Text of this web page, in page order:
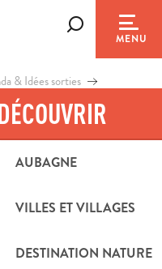
MENU
AUBAGNE
VILLES ET VILLAGES
DESTINATION NATURE
& Idées sorties
de Gaulle, 13400